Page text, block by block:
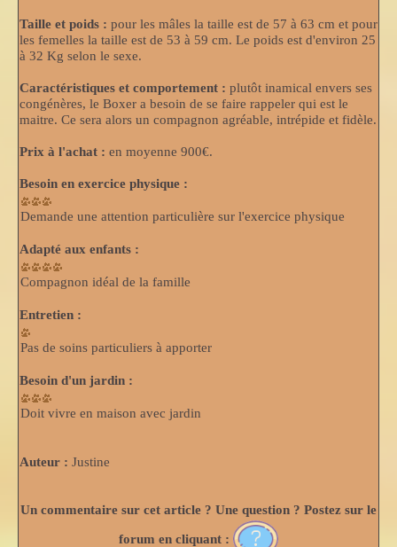
Taille et poids : pour les mâles la taille est de 57 à 63 cm et pour
les femelles la taille est de 53 à 59 cm. Le poids est d'environ 25
à 32 Kg selon le sexe.
Caractéristiques et comportement : plutôt inamical envers ses
congénères, le Boxer a besoin de se faire rappeler qui est le
maitre. Ce sera alors un compagnon agréable, intrépide et fidèle.
Prix à l'achat : en moyenne 900€.
Besoin en exercice physique :
Demande une attention particulière sur l'exercice physique
Adapté aux enfants :
Compagnon idéal de la famille
Entretien :
Pas de soins particuliers à apporter
Besoin d'un jardin :
Doit vivre en maison avec jardin
Auteur : Justine
Un commentaire sur cet article ? Une question ? Postez sur le
forum en cliquant :